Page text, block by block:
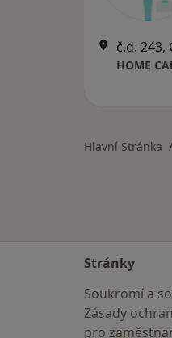
č.d. 243,
HOME
Hlavní Stránka
Stránky
Soukromí a
Zásady
pro